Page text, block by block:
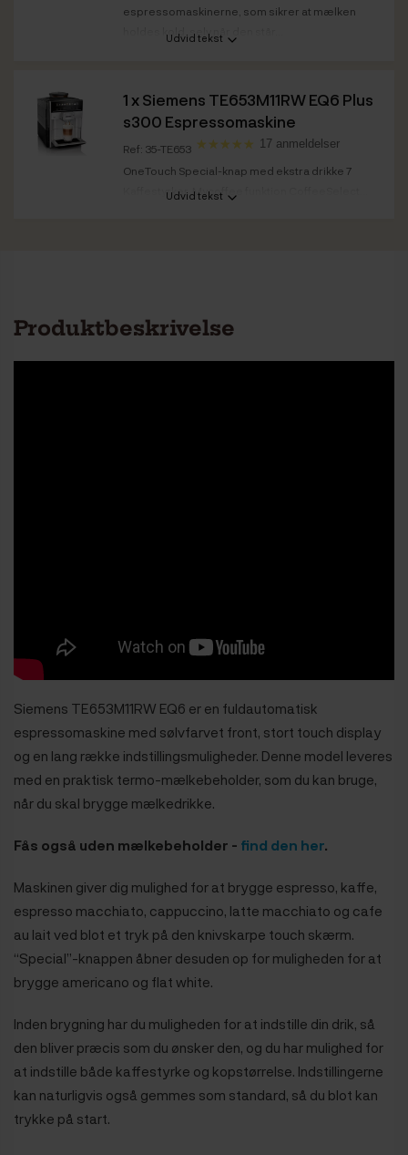
espressomaskinerne, som sikrer at mælken
holdes kold, selv når den står...
Udvid tekst
1 xSiemens TE653M11RW EQ6 Plus
s300 Espressomaskine
Ref: 35-TE653 17 anmeldelser
OneTouch Special-knap med ekstra drikke 7
Kaffestyrker Mycoffee funktion CoffeeSelect...
Udvid tekst
Produktbeskrivelse
Siemens TE653M11RW EQ6 er en fuldautomatisk
espressomaskine med sølvfarvet front, stort touch display
og en lang række indstillingsmuligheder. Denne model leveres
med en praktisk termo-mælkebeholder, som du kan bruge,
når du skal brygge mælkedrikke.
Fås også uden mælkebeholder - find den her.
Maskinen giver dig mulighed for at brygge espresso, kaffe,
espresso macchiato, cappuccino, latte macchiato og cafe
au lait ved blot et tryk på den knivskarpe touch skærm.
“Special”-knappen åbner desuden op for muligheden for at
brygge americano og flat white.
Inden brygning har du muligheden for at indstille din drik, så
den bliver præcis som du ønsker den, og du har mulighed for
at indstille både kaffestyrke og kopstørrelse. Indstillingerne
kan naturligvis også gemmes som standard, så du blot kan
trykke på start.